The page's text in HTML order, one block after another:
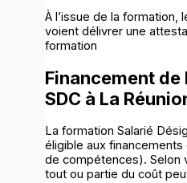
À l’issue de la formation,
voient délivrer une
formation
Financement
SDC à La
La formation Salarié
éligible aux
de compétences). Selon
tout ou partie du coût